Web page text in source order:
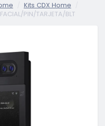
Kits CDX Home
PIN/TARJETA/BLT